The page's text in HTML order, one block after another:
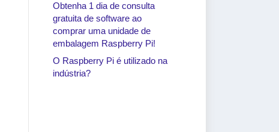
Obtenha 1 dia de consulta
gratuita de software ao
comprar uma unidade de
embalagem Raspberry Pi!
O Raspberry Pi é utilizado na
indústria?